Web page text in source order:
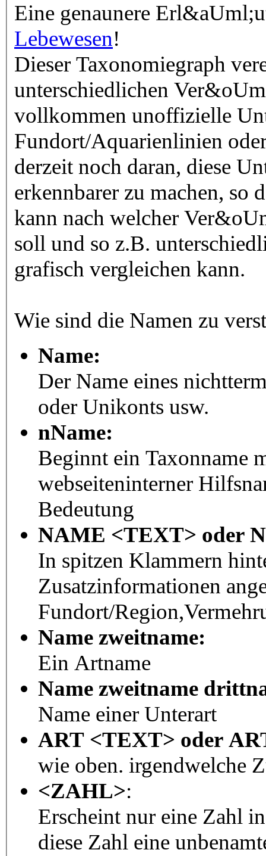
Eine genaunere
Lebewesen!
Dieser Taxonomiegraph
unterschiedlichen
vollkommen unoffizielle
Fundort/Aquarienlinien
derzeit noch daran, diese
erkennbarer zu machen,
kann nach welcher
soll und so z.B.
grafisch vergleichen kann.
Wie sind die Namen zu
Name:
Der Name eines
oder Unikonts usw.
nName:
Beginnt ein Taxonname
webseiteninterner
Bedeutung
NAME <TEXT> oder
In spitzen Klammern
Zusatzinformationen
Fundort/
Name zweitname:
Ein Artname
Name zweitname
Name einer Unterart
ART <TEXT> oder
wie oben. irgendwelche
<ZAHL>:
Erscheint nur eine Zahl
diese Zahl eine